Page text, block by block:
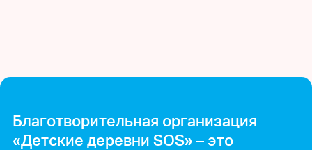
Благотворительная организация
«Детские деревни SOS» – это